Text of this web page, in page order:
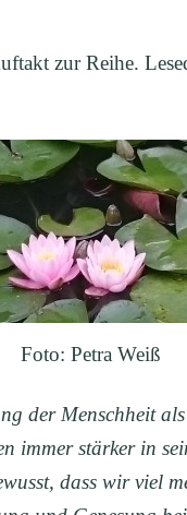
zur Reihe.
Foto: Petra Weiß
der Menschheit
immerstärker in
dass wir viel